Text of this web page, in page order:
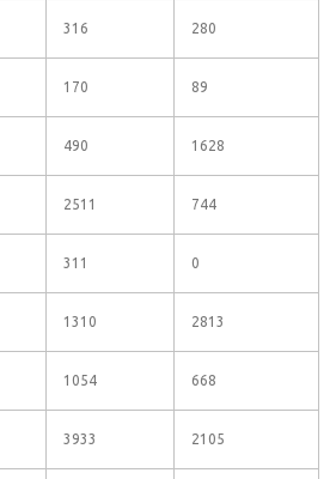
316 280
170 89
490 1628
2511 744
311 0
1310 2813
1054 668
3933 2105